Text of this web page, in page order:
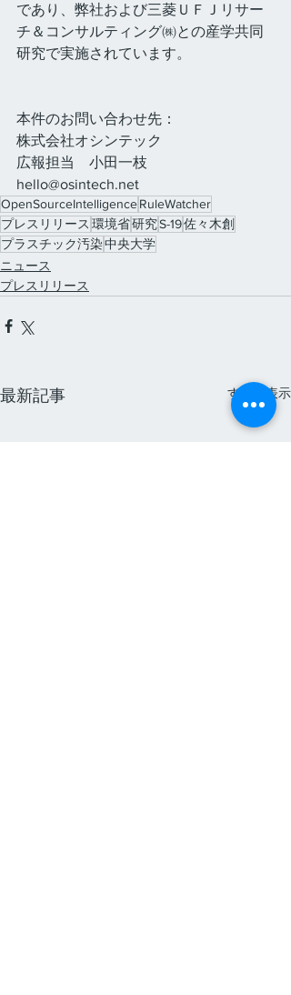
であり、弊社および三菱ＵＦＪリサー
チ＆コンサルティング㈱との産学共同
研究で実施されています。
本件のお問い合わせ先：
株式会社オシンテック
広報担当　小田一枝
hello@osintech.net
OpenSourceIntelligenceRuleWatcher
プレスリリース 環境省研究S-19佐々木創
プラスチック汚染中央大学
ニュース
プレスリリース
最新記事 すべて表示